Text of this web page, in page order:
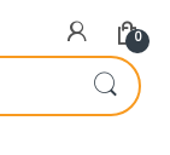
0